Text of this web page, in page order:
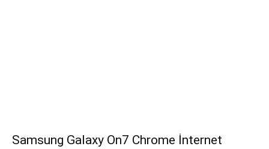
Samsung Galaxy On7 Chrome İnternet